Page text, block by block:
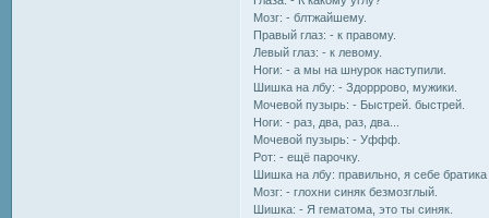
Мозг: - блтжайшему.
Правый глаз: - к правому.
Левый глаз: - к левому.
Ноги: - а мы на шнурок наступили.
Шишка на лбу: - Здорррово, мужики.
Мочевой пузырь: - Быстрей. быстрей.
Ноги: - раз, два, раз, два...
Мочевой пузырь: - Уффф.
Рот: - ещё парочку.
Шишка на лбу: правильно, я себе братика
Мозг: - глохни синяк безмозглый.
Шишка: - Я гематома, это ты синяк.